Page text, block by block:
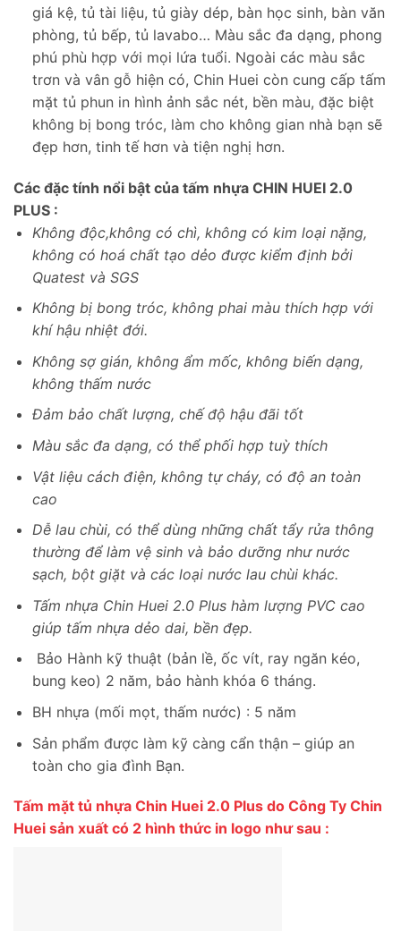
giá kệ, tủ tài liệu, tủ giày dép, bàn học sinh, bàn văn
phòng, tủ bếp, tủ lavabo… Màu sắc đa dạng, phong
phú phù hợp với mọi lứa tuổi. Ngoài các màu sắc
trơn và vân gỗ hiện có, Chin Huei còn cung cấp tấm
mặt tủ phun in hình ảnh sắc nét, bền màu, đặc biệt
không bị bong tróc, làm cho không gian nhà bạn sẽ
đẹp hơn, tinh tế hơn và tiện nghị hơn.
Các đặc tính nổi bật của tấm nhựa CHIN HUEI 2.0
PLUS :
Không độc,không có chì, không có kim loại nặng,
không có hoá chất tạo dẻo được kiểm định bởi
Quatest và SGS
Không bị bong tróc, không phai màu thích hợp với
khí hậu nhiệt đới.
Không sợ gián, không ẩm mốc, không biến dạng,
không thấm nước
Đảm bảo chất lượng, chế độ hậu đãi tốt
Màu sắc đa dạng, có thể phối hợp tuỳ thích
Vật liệu cách điện, không tự cháy, có độ an toàn
cao
Dễ lau chùi, có thể dùng những chất tẩy rửa thông
thường để làm vệ sinh và bảo dưỡng như nước
sạch, bột giặt và các loại nước lau chùi khác.
Tấm nhựa Chin Huei 2.0 Plus hàm lượng PVC cao
giúp tấm nhựa dẻo dai, bền đẹp.
Bảo Hành kỹ thuật (bản lề, ốc vít, ray ngăn kéo,
bung keo) 2 năm, bảo hành khóa 6 tháng.
BH nhựa (mối mọt, thấm nước) : 5 năm
Sản phẩm được làm kỹ càng cẩn thận – giúp an
toàn cho gia đình Bạn.
Tấm mặt tủ nhựa Chin Huei 2.0 Plus do Công Ty Chin
Huei sản xuất có 2 hình thức in logo như sau :